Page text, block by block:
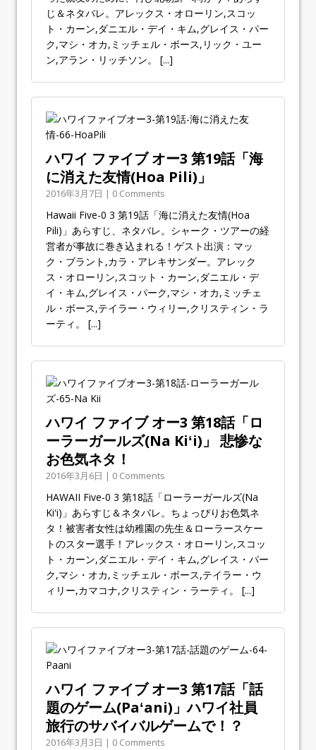
じ＆ネタバレ。アレックス・オローリン,スコッ
ト・カーン,ダニエル・デイ・キム,グレイス・パー
ク,マシ・オカ,ミッチェル・ボース,リック・ユー
ン,アラン・リッチソン。 [...]
ハワイ ファイブ オー3 第19話「海
に消えた友情(Hoa Pili)」
2016年3月7日 | 0 Comments
Hawaii Five-0 3 第19話「海に消えた友情(Hoa
Pili)」あらすじ、ネタバレ。シャーク・ツアーの経
営者が事故に巻き込まれる！ゲスト出演：マッ
ク・ブラント,カラ・アレキサンダー。アレック
ス・オローリン,スコット・カーン,ダニエル・デ
イ・キム,グレイス・パーク,マシ・オカ,ミッチェ
ル・ボース,テイラー・ウィリー,クリスティン・ラ
ーティ。 [...]
ハワイ ファイブ オー3 第18話「ロ
ーラーガールズ(Na Kiʻi)」 悲惨な
お色気ネタ！
2016年3月6日 | 0 Comments
HAWAII Five-0 3 第18話「ローラーガールズ(Na
Kiʻi)」あらすじ＆ネタバレ。ちょっぴりお色気ネ
タ！被害者女性は幼稚園の先生＆ローラースケー
トのスター選手！アレックス・オローリン,スコッ
ト・カーン,ダニエル・デイ・キム,グレイス・パー
ク,マシ・オカ,ミッチェル・ボース,テイラー・ウ
ィリー,カマコナ,クリスティン・ラーティ。 [...]
ハワイ ファイブ オー3 第17話「話
題のゲーム(Paʻani)」ハワイ社員
旅行のサバイバルゲームで！？
2016年3月3日 | 0 Comments